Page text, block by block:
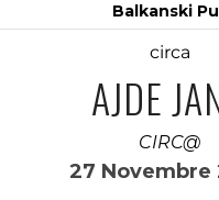
Balkanski
circa
AJDE
CIRC@
27 Novembre